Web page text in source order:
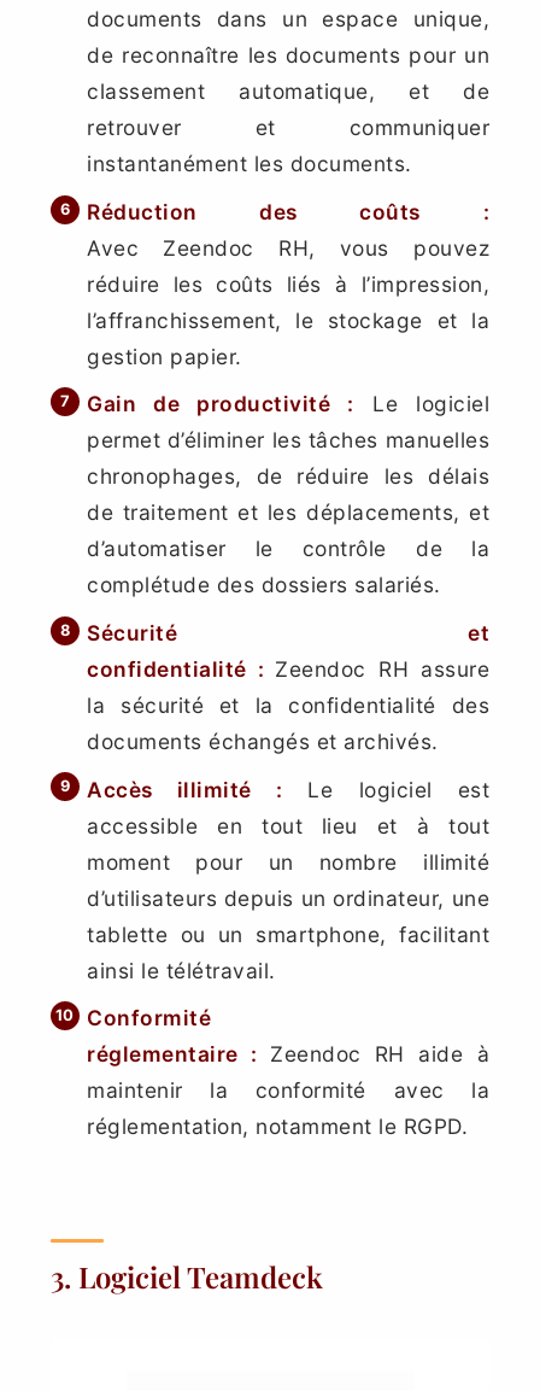
documents dans un espace unique,
de reconnaître les documents pour un
classement automatique, et de
retrouver et communiquer
instantanément les documents.
Réduction des coûts :
Avec Zeendoc RH, vous pouvez
réduire les coûts liés à l’impression,
l’affranchissement, le stockage et la
gestion papier.
Gain de productivité : Le logiciel
permet d’éliminer les tâches manuelles
chronophages, de réduire les délais
de traitement et les déplacements, et
d’automatiser le contrôle de la
complétude des dossiers salariés.
Sécurité et
confidentialité : Zeendoc RH assure
la sécurité et la confidentialité des
documents échangés et archivés.
Accès illimité : Le logiciel est
accessible en tout lieu et à tout
moment pour un nombre illimité
d’utilisateurs depuis un ordinateur, une
tablette ou un smartphone, facilitant
ainsi le télétravail.
Conformité
réglementaire : Zeendoc RH aide à
maintenir la conformité avec la
réglementation, notamment le RGPD.
3. Logiciel Teamdeck